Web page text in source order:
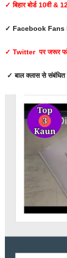
✓ बिहार बोर्ड 10वी
✓ Facebook Fans
✓ Twitter पर जरूर
✓ बाल क्लास से संबंधित